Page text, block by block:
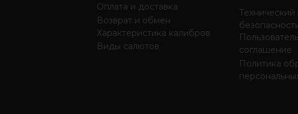
Оплата и доставка
Возврат и обмен
Технический
соглашение
Политика
Характеристика калибров
Виды салютов